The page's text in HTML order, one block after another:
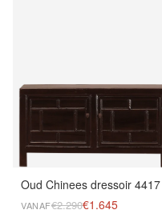
Oud Chinees dressoir 4417
VANAF€2.290€1.645